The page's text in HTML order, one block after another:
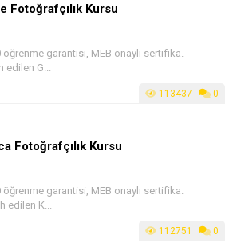
Fotoğrafçılık Kursu
garantisi, MEB onaylı sertifika.
edilen G...
113437 0
Fotoğrafçılık Kursu
garantisi, MEB onaylı sertifika.
edilen K...
112751 0